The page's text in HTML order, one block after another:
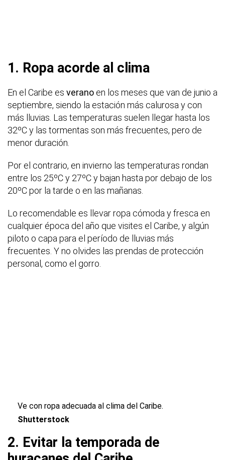
1. Ropa acorde al clima
En el Caribe es verano en los meses que van de junio a
septiembre, siendo la estación más calurosa y con
más lluvias. Las temperaturas suelen llegar hasta los
32ºC y las tormentas son más frecuentes, pero de
menor duración.
Por el contrario, en invierno las temperaturas rondan
entre los 25ºC y 27ºC y bajan hasta por debajo de los
20ºC por la tarde o en las mañanas.
Lo recomendable es llevar ropa cómoda y fresca en
cualquier época del año que visites el Caribe, y algún
piloto o capa para el período de lluvias más
frecuentes. Y no olvides las prendas de protección
personal, como el gorro.
Ve con ropa adecuada al clima del Caribe.
Shutterstock
2. Evitar la temporada de